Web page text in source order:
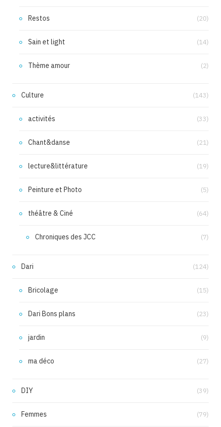
Restos (20)
Sain et light (14)
Thème amour (2)
Culture (143)
activités (33)
Chant&danse (21)
lecture&littérature (19)
Peinture et Photo (5)
théâtre & Ciné (64)
Chroniques des JCC (7)
Dari (124)
Bricolage (15)
Dari Bons plans (23)
jardin (9)
ma déco (27)
DIY (39)
Femmes (79)